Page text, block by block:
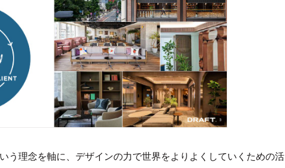
う理念を軸に、デザインの力で世界をよりよくしていくための活